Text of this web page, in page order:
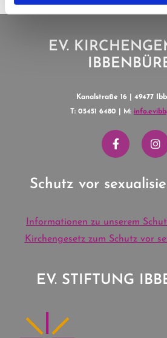
EV.
Kanalstraße 16 | 49477
T: 05451 6480 | M:
Schutz vor
Informationen zu unserem
Kirchengesetz zum Schutz vor
EV. STIFTUNG